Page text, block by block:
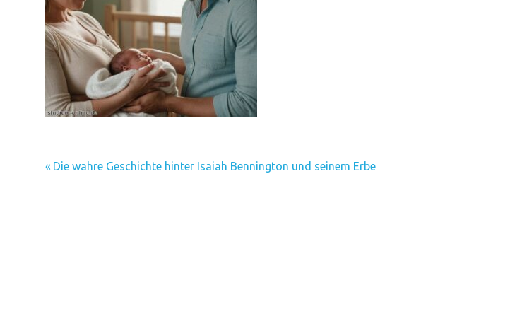
Beitragsnavigation
Vorheriger
Beitrag:
Die wahre Geschichte hinter Isaiah Bennington und seinem Erbe